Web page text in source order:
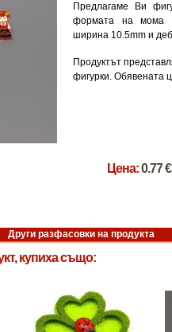
Предлагаме Ви
формата на момa
ширина 10.5mm и
Продуктът
фигурки. Обявената
Цена:0.77 €
купиха също: